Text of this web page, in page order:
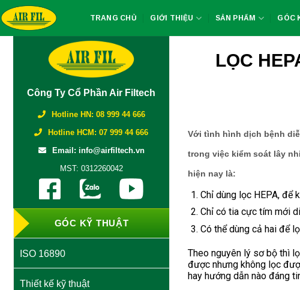
Skip
to
content
TRANG CHỦ GIỚI THIỆU SẢN PHẨM GÓC
Công Ty Cổ Phần Air Filtech
Hotline HN: 08 999 44 666
Hotline HCM: 07 999 44 666
Email: info@airfiltech.vn
MST: 0312260042
GÓC KỸ THUẬT
ISO 16890
Thiết kế kỹ thuật
LỌC
Với tình hình dịch bệnh
trong việc kiểm soát lây
hiện nay là:
Chỉ dùng lọc HEPA, để
Chỉ có tia cực tím mới
Có thể dùng cả hai
Theo nguyên lý sơ bộ thì
được nhưng không lọc
hay hướng dẫn nào đáng